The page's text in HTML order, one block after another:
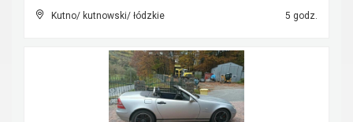
Kutno/ kutnowski/ łódzkie 5 godz.